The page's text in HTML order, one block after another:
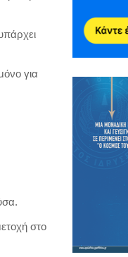
για
στο